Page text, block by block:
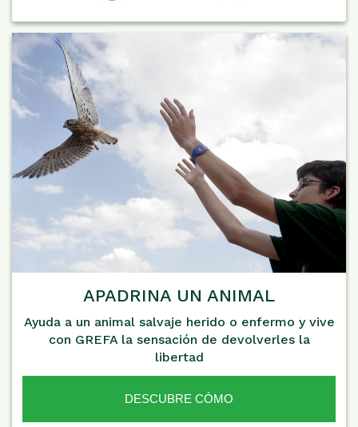
APADRINA UN ANIMAL
Ayuda a un animal salvaje herido o enfermo y vive
con GREFA la sensación de devolverles la
libertad
DESCUBRE CÓMO